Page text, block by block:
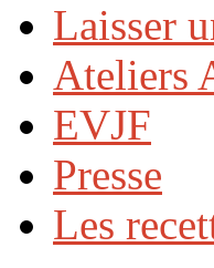
Laisser
Ateliers
EVJF
Presse
Les